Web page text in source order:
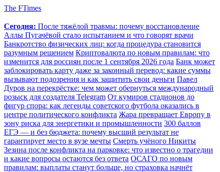
The FTimes
Сегодня: После тяжёлой травмы: почему восстановление
Аллы Пугачёвой стало испытанием и что говорят врачи
Банкротство физических лиц: когда процедура становится
разумным решением Криптовалюта по новым правилам: что
изменится для россиян после 1 сентября 2026 года Банк может
заблокировать карту даже за законный перевод: какие суммы
вызывают подозрения и как защитить свои деньги Павел
Дуров на перекрёстке: чем может обернуться международный
розыск для создателя Telegram От кумиров стадионов до
фигур спора: как легенды советского футбола оказались в
центре политического конфликта Жара превращает Европу в
зону риска для энергетики и промышленности 300 баллов
ЕГЭ — и без бюджета: почему высший результат не
гарантирует место в вузе мечты Смерть учёного Никиты
Зезина после конфликта на парковке: что известно о трагедии
и какие вопросы остаются без ответа ОСАГО по новым
правилам: выплаты станут больше, но страховка начнёт